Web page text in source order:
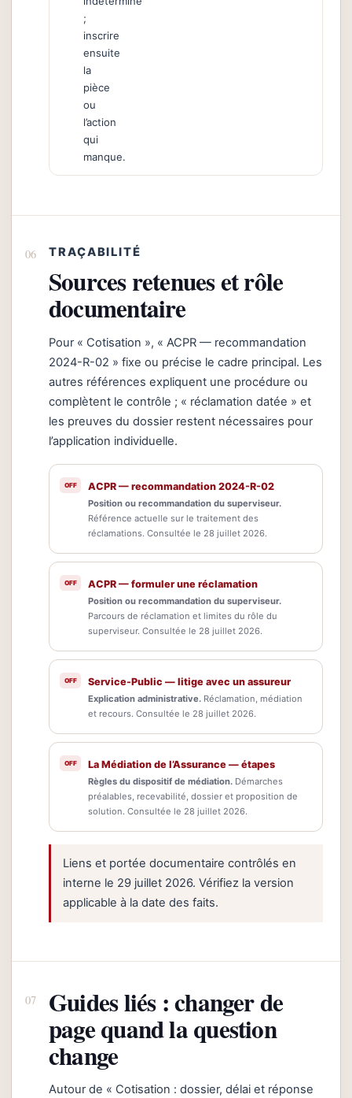
;
inscrire
ensuite
la
pièce
ou
l’action
qui
manque.
TRAÇABILITÉ
Sources retenues et rôle
documentaire
Pour « Cotisation », « ACPR — recommandation
2024-R-02 » fixe ou précise le cadre principal. Les
autres références expliquent une procédure ou
complètent le contrôle ; « réclamation datée » et
les preuves du dossier restent nécessaires pour
l’application individuelle.
ACPR — recommandation 2024-R-02
Position ou recommandation du superviseur.
Référence actuelle sur le traitement des
réclamations. Consultée le 28 juillet 2026.
ACPR — formuler une réclamation
Position ou recommandation du superviseur.
Parcours de réclamation et limites du rôle du
superviseur. Consultée le 28 juillet 2026.
Service-Public — litige avec un assureur
Explication administrative. Réclamation, médiation
et recours. Consultée le 28 juillet 2026.
La Médiation de l’Assurance — étapes
Règles du dispositif de médiation. Démarches
préalables, recevabilité, dossier et proposition de
solution. Consultée le 28 juillet 2026.
Liens et portée documentaire contrôlés en
interne le 29 juillet 2026. Vérifiez la version
applicable à la date des faits.
Guides liés : changer de
page quand la question
change
Autour de « Cotisation : dossier, délai et réponse